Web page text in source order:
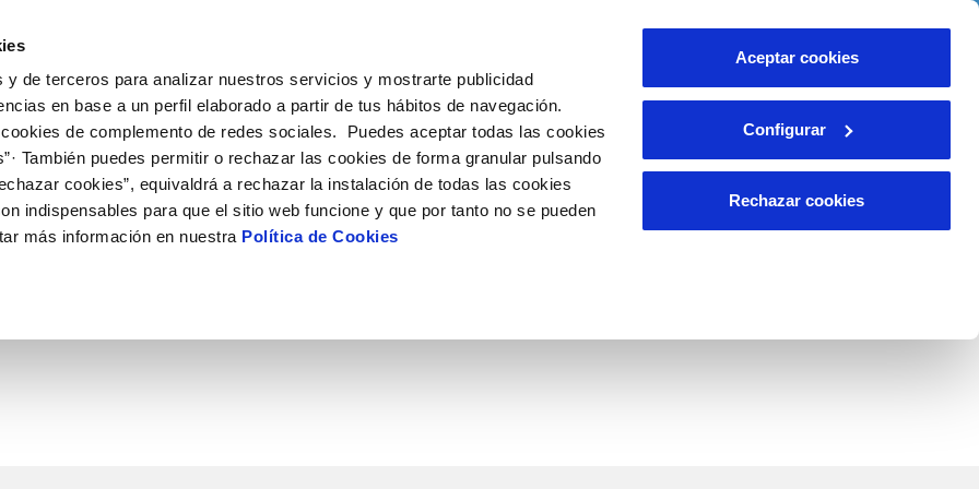
y de terceros para analizar nuestros servicios y mostrarte publicidad
en base a un perfil elaborado a partir de tus hábitos de navegación.
de complemento de redes sociales. Puedes aceptar todas las cookies
También puedes permitir o rechazar las cookies de forma granular pulsando
cookies”, equivaldrá a rechazar la instalación de todas las cookies
indispensables para que el sitio web funcione y que por tanto no se pueden
más información en nuestra Política de Cookies
Aceptar cookies
Configurar
Rechazar cookies
de titular
de suministro
MODIFICACIÓN DE DATOS
Actualizar datos bancarios
Actualizar datos de domicilio
INCIDENCIAS
Comunica anomalías o posibles
Servicio
AL CLIENTE
contacto
COMPROMISO DE SERVICIO
Arbitraje y mediación
Normativa del servicio
Tu agua
del agua
CUIDADOS DEL AGUA
Consejos de ahorro
Depósitos comunitarios
Conócenos
DE GESTIÓN Y CERTIFICADOS
Nuestros compromisos
DEL AGUA